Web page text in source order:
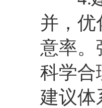
并，优
意率。
科学合
建议体